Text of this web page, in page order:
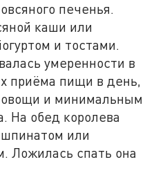
печенья.
каши или
и тостами.
умеренности в
приёма пищи в день,
овощи и минимальным
На обед королева
или
Ложилась спать она